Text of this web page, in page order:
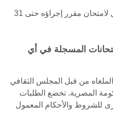
لا توجد رسوم تغيير عند التسجيل لامتحان مقرر إجراؤه حتى 31
المسجلة في أي
من قبل المجلس الثقافي
المصرية. تخضع الطلبات
للشروط والأحكام المعمول